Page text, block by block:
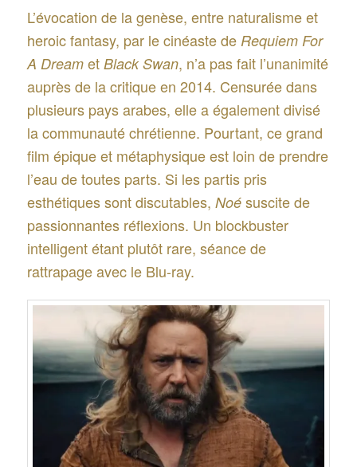
L’évocation de la genèse, entre naturalisme et
heroic fantasy, par le cinéaste de Requiem For
A Dream etBlack Swan, n’a pas fait l’unanimité
auprès de la critique en 2014. Censurée dans
plusieurs pays arabes, elle a également divisé
la communauté chrétienne. Pourtant, ce grand
film épique et métaphysique est loin de prendre
l’eau de toutes parts. Si les partis pris
esthétiques sont discutables,Noé suscite de
passionnantes réflexions. Un blockbuster
intelligent étant plutôt rare, séance de
rattrapage avec le Blu-ray.